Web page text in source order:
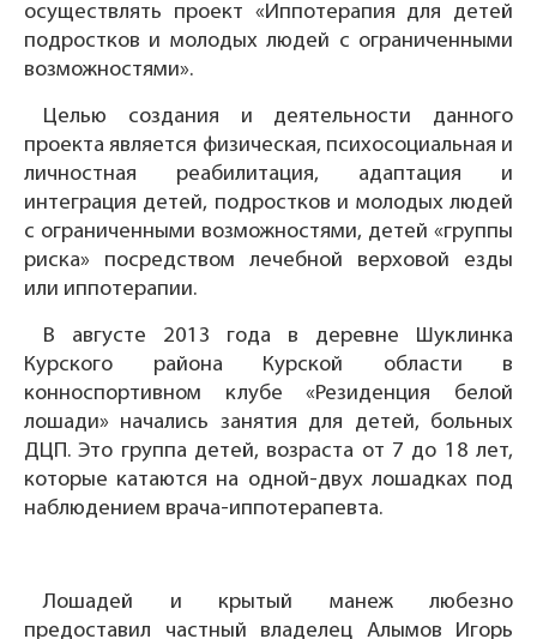
осуществлять проект «Иппотерапия для детей
подростков и молодых людей с ограниченными
возможностями».
Целью создания и деятельности данного
проекта является физическая, психосоциальная и
личностная реабилитация, адаптация и
интеграция детей, подростков и молодых людей
с ограниченными возможностями, детей «группы
риска» посредством лечебной верховой езды
или иппотерапии.
В августе 2013 года в деревне Шуклинка
Курского района Курской области в
конноспортивном клубе «Резиденция белой
лошади» начались занятия для детей, больных
ДЦП. Это группа детей, возраста от 7 до 18 лет,
которые катаются на одной-двух лошадках под
наблюдением врача-иппотерапевта.
Лошадей и крытый манеж любезно
предоставил частный владелец Алымов Игорь